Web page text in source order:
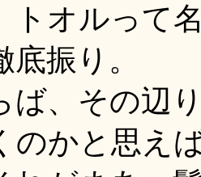
トオルって
底振り。
、その辺
のかと思え